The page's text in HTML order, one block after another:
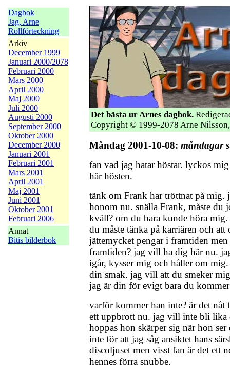
Dagbok
Jag, Arne
Rollförteckning
Arkiv
December 1999
Januari 2000/2078
Februari 2000
Mars 2000
April 2000
Maj 2000
Juli 2000
Augusti 2000
September 2000
Oktober 2000
December 2000
Januari 2001
Februari 2001
Mars 2001
April 2001
Maj 2001
Juni 2001
Oktober 2001
Februari 2006
Annat
Bitis bilderbok
Det bästa ur Arnes dagbok.
Copyright © 1999-2078 Arne
Måndag 2001-10-08: måndagar
fan vad jag hatar höstar. lyckos
här hösten.
tänk om Frank har tröttnat på mig.
honom nu. snälla Frank, måste du
kväll? om du bara kunde höra
du måste tänka på karriären och
jättemycket pengar i framtiden
framtiden? jag vill ha dig här nu.
igår, kysser mig och håller om
din smak. jag vill att du smeker
jag är din för evigt bara du
varför kommer han inte? är det nåt
ett uppbrott nu. jag vill inte bli lika
hoppas hon skärper sig när hon
inte för att jag såg ansiktet hans
discoljuset men visst fan är det ett
hennes förra snubbe.